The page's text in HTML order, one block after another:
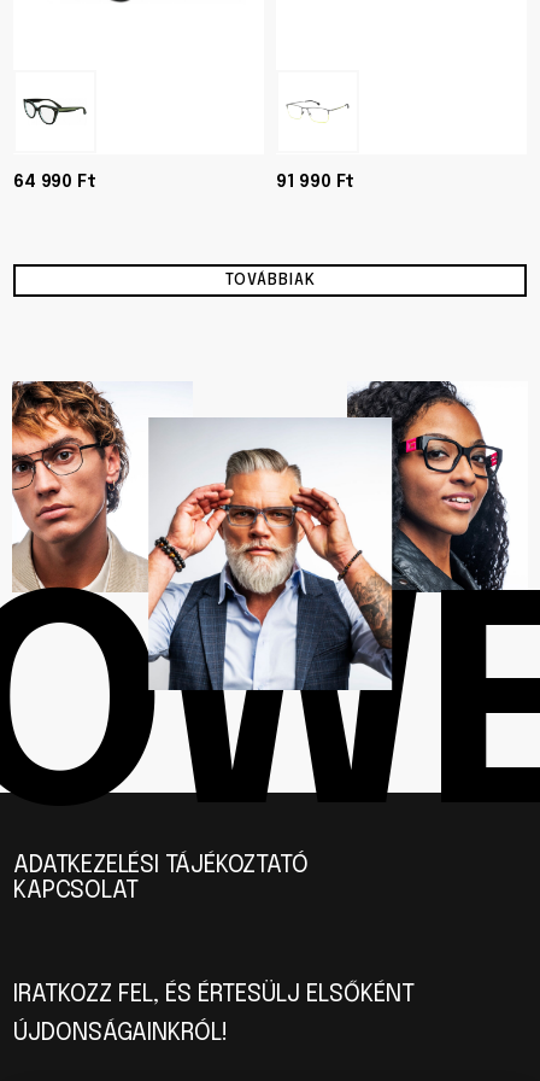
64 990 Ft 91 990 Ft
TOVÁBBIAK
ADATKEZELÉSI TÁJÉKOZTATÓ
KAPCSOLAT
IRATKOZZ FEL, ÉS ÉRTESÜLJ ELSŐKÉNT
ÚJDONSÁGAINKRÓL!